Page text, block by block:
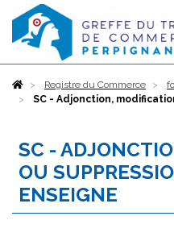
AccueilRegistre du Commerce
SC - Adjonction,
SC -
OU
ENSEIGNE